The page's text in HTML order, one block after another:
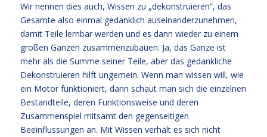
Wir nennen dies auch, Wissen zu „dekonstruieren“, das
Gesamte also einmal gedanklich auseinanderzunehmen,
damit Teile lernbar werden und es dann wieder zu einem
großen Ganzen zusammenzubauen. Ja, das Ganze ist
mehr als die Summe seiner Teile, aber das gedankliche
Dekonstruieren hilft ungemein. Wenn man wissen will, wie
ein Motor funktioniert, dann schaut man sich die einzelnen
Bestandteile, deren Funktionsweise und deren
Zusammenspiel mitsamt den gegenseitigen
Beeinflussungen an. Mit Wissen verhält es sich nicht